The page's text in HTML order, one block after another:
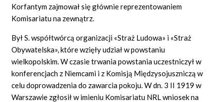
Korfantym zajmował się głównie reprezentowaniem
Komisariatu na zewnątrz.
Był S. współtwórcą organizacji «Straż Ludowa» i «Straż
Obywatelska», które wzięły udział w powstaniu
wielkopolskim. W czasie trwania powstania uczestniczył w
konferencjach z Niemcami i z Komisją Międzysojuszniczą w
celu doprowadzenia do zawarcia pokoju. W dn. 3 II 1919 w
Warszawie zgłosił w imieniu Komisariatu NRL wniosek na